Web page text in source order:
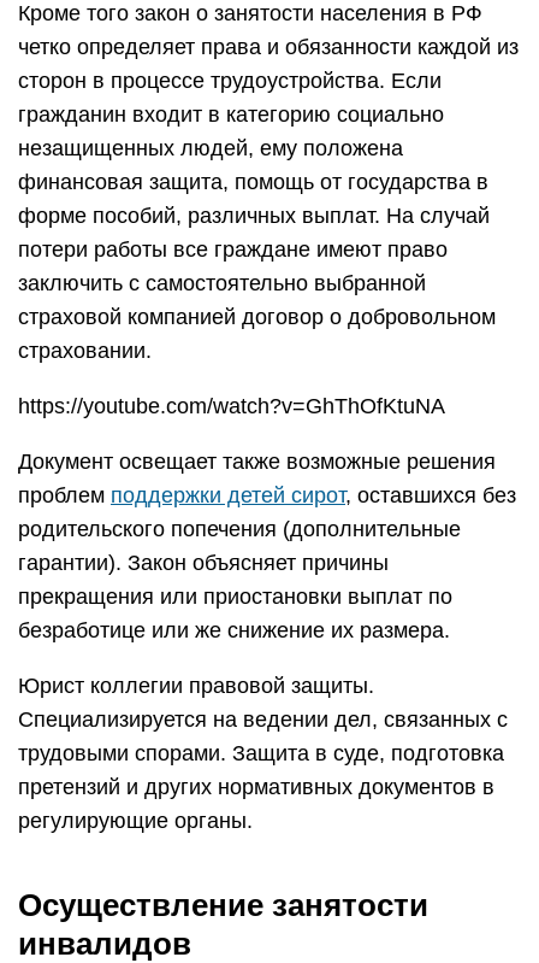
Кроме того закон о занятости населения в РФ
четко определяет права и обязанности каждой из
сторон в процессе трудоустройства. Если
гражданин входит в категорию социально
незащищенных людей, ему положена
финансовая защита, помощь от государства в
форме пособий, различных выплат. На случай
потери работы все граждане имеют право
заключить с самостоятельно выбранной
страховой компанией договор о добровольном
страховании.
https://youtube.com/watch?v=GhThOfKtuNA
Документ освещает также возможные решения
проблем поддержки детей сирот, оставшихся без
родительского попечения (дополнительные
гарантии). Закон объясняет причины
прекращения или приостановки выплат по
безработице или же снижение их размера.
Юрист коллегии правовой защиты.
Специализируется на ведении дел, связанных с
трудовыми спорами. Защита в суде, подготовка
претензий и других нормативных документов в
регулирующие органы.
Осуществление занятости
инвалидов